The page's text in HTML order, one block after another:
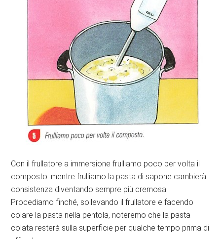
Con il frullatore a immersione frulliamo poco per volta il
composto: mentre frulliamo la pasta di sapone cambierà
consistenza diventando sempre più cremosa.
Procediamo finché, sollevando il frullatore e facendo
colare la pasta nella pentola, noteremo che la pasta
colata resterà sulla superficie per qualche tempo prima di